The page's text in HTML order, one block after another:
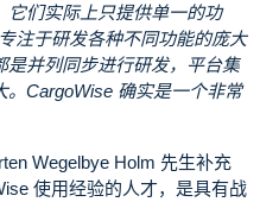
它们实际上只提供单一的功
注于研发各种不同功能的庞大
是并列同步进行研发，平台集
CargoWise 确实是一个非常
Wegelbye Holm 先生补充
使用经验的人才，是具有战